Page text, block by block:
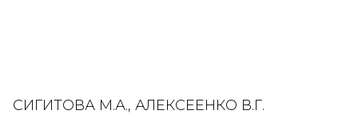
СИГИТОВА М.А., АЛЕКСЕЕНКО В.Г.